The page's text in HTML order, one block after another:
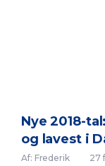
Nye 2018-
og lavest i
Af: Frederik 27